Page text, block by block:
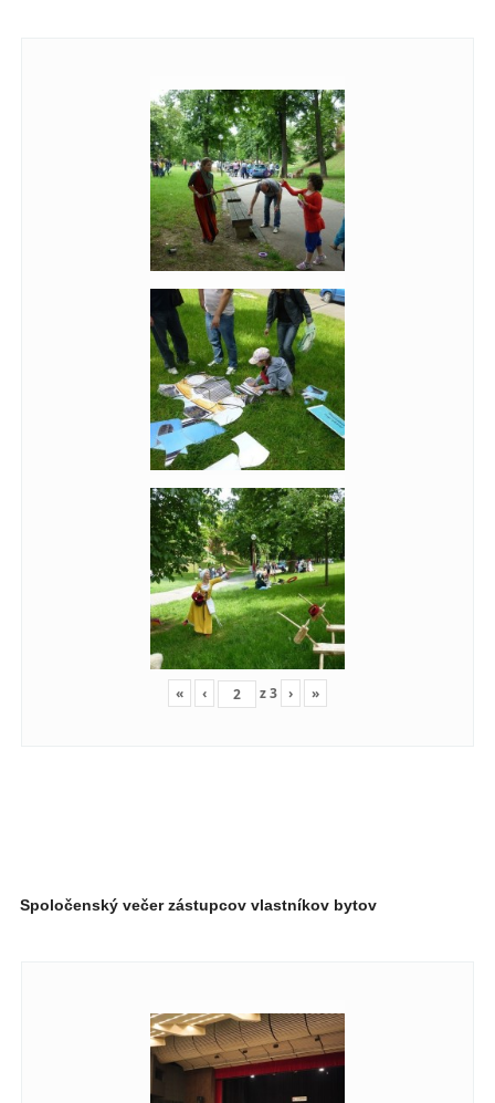
« ‹ z3 › »
Spoločenský večer zástupcov vlastníkov bytov